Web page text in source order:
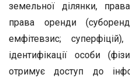
земельної ділянки,
права оренди
емфітевзис;
ідентифікації особи
отримує доступ до